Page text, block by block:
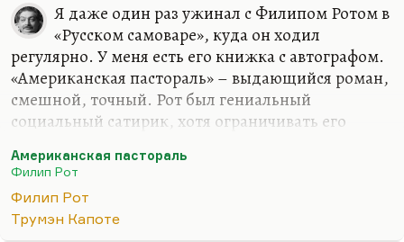
Я даже один раз ужинал с Филипом Ротом в
«Русском самоваре», куда он ходил
регулярно. У меня есть его книжка с автографом.
«Американская пастораль» – выдающийся роман,
смешной, точный. Рот был гениальный
социальный сатирик, хотя ограничивать его
него не хватает, может быть, психологии, такой
иронии, которая есть у Капоте. Конечно, он не
Капоте. Может быть, мне не хватает у него
Американская пастораль
Филип Рот
Филип Рот
Трумэн Капоте